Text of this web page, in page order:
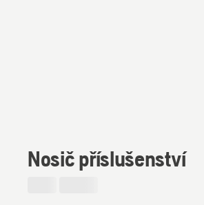
Nosič příslušenství